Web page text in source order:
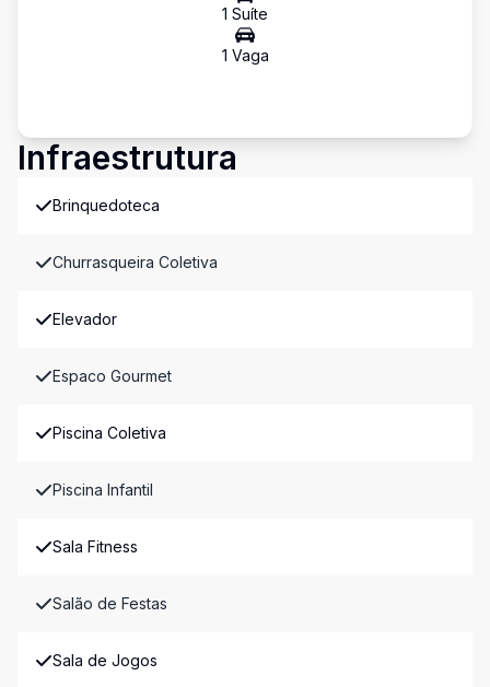
1 Suíte
1 Vaga
Infraestrutura
Brinquedoteca
Churrasqueira Coletiva
Elevador
Espaco Gourmet
Piscina Coletiva
Piscina Infantil
Sala Fitness
Salão de Festas
Sala de Jogos